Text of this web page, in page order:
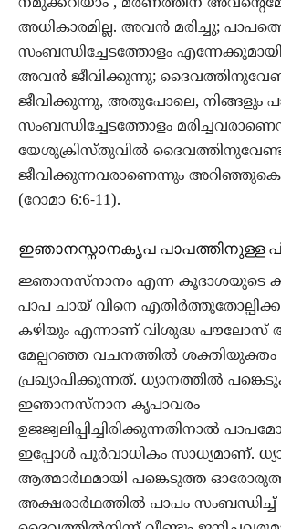
അധികാരമില്ല. അവൻ മരിച്ചു;
സംബന്ധിച്ചേടത്തോളം
അവൻ ജീവിക്കുന്നു;
ജീവിക്കുന്നു, അതുപോലെ, നിങ്ങളും
സംബന്ധിച്ചേടത്തോളം
യേശുക്രിസ്തുവിൽ
ജീവിക്കുന്നവരാണെന്നും
(റോമാ 6:6-11).
ഇഞാനസ്നാനകൃപ പാപത്തിനുള്ള
ജ്ഞാനസ്നാനം എന്ന കൂദാശയുടെ
പാപ ചായ് വിനെ
കഴിയും എന്നാണ് വിശുദ്ധ
മേല്പറഞ്ഞ വചനത്തിൽ ശക്തിയുക്തം
പ്രഖ്യാപിക്കുന്നത്. ധ്യാനത്തിൽ
ഇഞാനസ്നാന കൃപാവരം
ഉജജ്വലിപ്പിച്ചിരിക്കുന്നതിനാൽ
ഇപ്പോൾ പൂർവാധികം സാധ്യമാണ്.
ആത്മാർഥമായി പങ്കെടുത്ത
അക്ഷരാർഥത്തിൽ പാപം സംബന്ധിച്ച്